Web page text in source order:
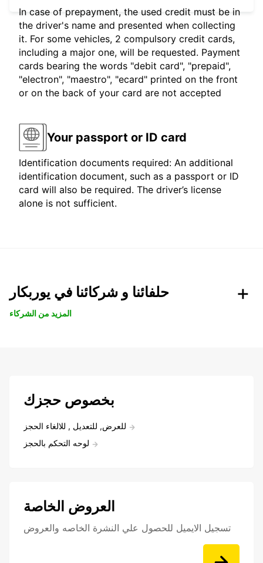
In case of prepayment, the used credit must be in
the driver's name and presented when collecting
it. For some vehicles, 2 compulsory credit cards,
including a major one, will be requested. Payment
cards bearing the words "debit card", "prepaid",
"electron", "maestro", "ecard" printed on the front
or on the back of your card are not accepted
Your passport or ID card
Identification documents required: An additional
identification document, such as a passport or ID
card will also be required. The driver’s license
alone is not sufficient.
حلفائنا و شركائنا في يوربكار
المزيد من الشركاء
بخصوص حجزك
للعرض, للتعديل , للالغاء الحجز
لوحه التحكم بالحجز
العروض الخاصة
تسجيل الايميل للحصول علي النشرة الخاصه والعروض